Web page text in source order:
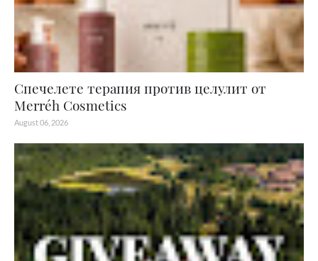
Спечелете терапия против целулит от
Merréh Cosmetics
August 06, 2026